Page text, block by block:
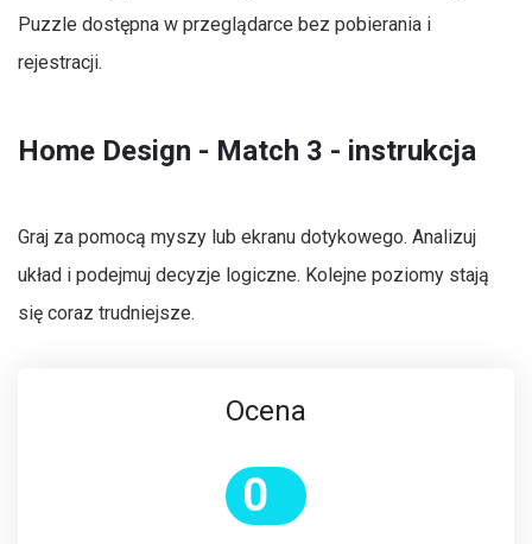
Puzzle dostępna w przeglądarce bez pobierania i
rejestracji.
Home Design - Match 3 - instrukcja
Graj za pomocą myszy lub ekranu dotykowego. Analizuj
układ i podejmuj decyzje logiczne. Kolejne poziomy stają
się coraz trudniejsze.
Ocena
0